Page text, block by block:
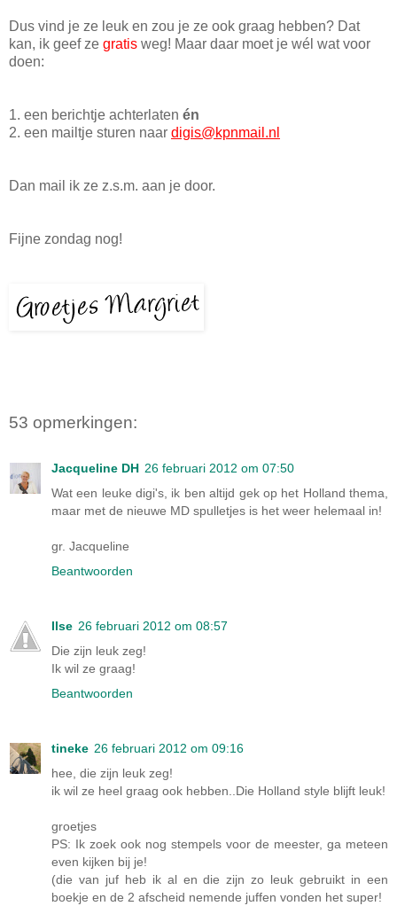
Dus vind je ze leuk en zou je ze ook graag hebben? Dat
kan, ik geef ze gratis weg! Maar daar moet je wél wat voor
doen:
1. een berichtje achterlaten én
2. een mailtje sturen naar digis@kpnmail.nl
Dan mail ik ze z.s.m. aan je door.
Fijne zondag nog!
53 opmerkingen:
Jacqueline DH 26 februari 2012 om 07:50
Wat een leuke digi's, ik ben altijd gek op het Holland thema,
maar met de nieuwe MD spulletjes is het weer helemaal in!
gr. Jacqueline
Beantwoorden
Ilse 26 februari 2012 om 08:57
Die zijn leuk zeg!
Ik wil ze graag!
Beantwoorden
tineke 26 februari 2012 om 09:16
hee, die zijn leuk zeg!
ik wil ze heel graag ook hebben..Die Holland style blijft leuk!
groetjes
PS: Ik zoek ook nog stempels voor de meester, ga meteen
even kijken bij je!
(die van juf heb ik al en die zijn zo leuk gebruikt in een
boekje en de 2 afscheid nemende juffen vonden het super!